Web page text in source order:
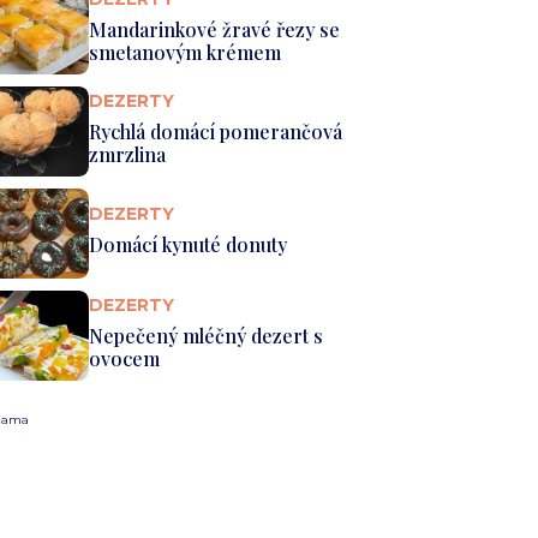
Mandarinkové žravé řezy se
smetanovým krémem
DEZERTY
Rychlá domácí pomerančová
zmrzlina
DEZERTY
Domácí kynuté donuty
DEZERTY
Nepečený mléčný dezert s
ovocem